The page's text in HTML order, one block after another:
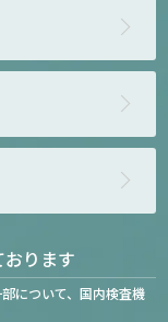
ります
について、国内検査機